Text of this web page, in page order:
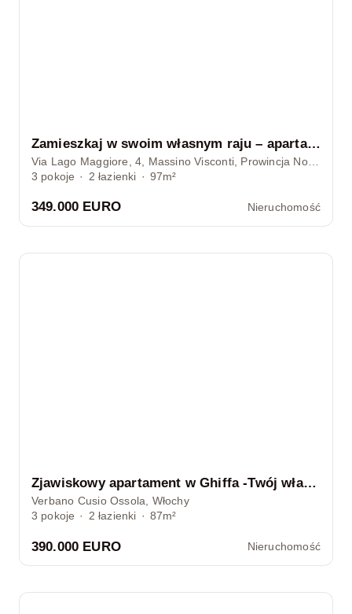
Zamieszkaj w swoim własnym raju – apartament z ogrodem i basenem w Massino Visconti
Via Lago Maggiore, 4, Massino Visconti, Prowincja Novara, Włochy
3 pokoje · 2 łazienki · 97m²
349.000 EURO Nieruchomość
Zjawiskowy apartament w Ghiffa -Twój własny obraz z widokiem na Jezioro Maggiore
Verbano Cusio Ossola, Włochy
3 pokoje · 2 łazienki · 87m²
390.000 EURO Nieruchomość